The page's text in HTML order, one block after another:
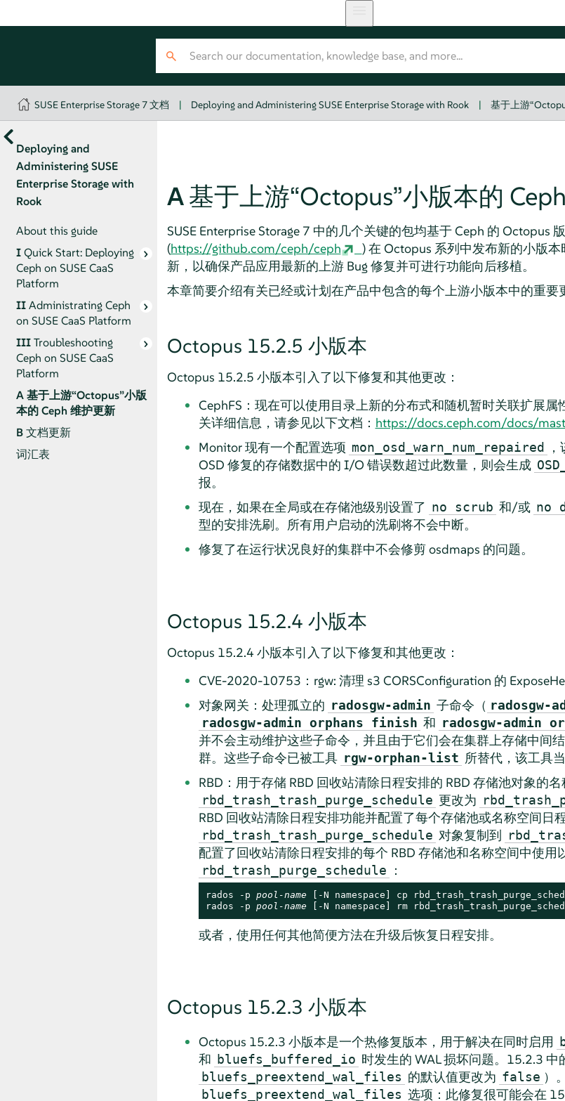
SUSE Enterprise Storage 7 文档 | Deploying and Administering SUSE Enterprise Storage with Rook | 基于上游
Deploying and
Administering SUSE
Enterprise Storage with
Rook
About this guide
IQuick Start: Deploying
Ceph on SUSE CaaS
Platform
IIAdministrating Ceph
on SUSE CaaS Platform
IIITroubleshooting
Ceph on SUSE CaaS
Platform
A基于上游“Octopus”小版
本的 Ceph 维护更新
B文档更新
词汇表
A基于上游“Octopus”小版本的
SUSE Enterprise Storage 7 中的几个关键的包均基于 Ceph 的 Octopus
(https://github.com/ceph/ceph
) 在 Octopus 系列中发布新的小版本
新，以确保产品应用最新的上游 Bug 修复并可进行功能向后移植。
本章简要介绍有关已经或计划在产品中包含的每个上游小版本中的重要
Octopus 15.2.5 小版本
Octopus 15.2.5 小版本引入了以下修复和其他更改：
CephFS：现在可以使用目录上新的分布式和随机暂时关联扩展
关详细信息，请参见以下文档： https://docs.ceph.com/docs/
Monitor 现有一个配置选项 mon_osd_warn_num_repaired
OSD 修复的存储数据中的 I/O 错误数超过此数量，则会生成
报。
现在，如果在全局或在存储池级别设置了 no scrub 和/或 no
型的安排洗刷。所有用户启动的洗刷将不会中断。
修复了在运行状况良好的集群中不会修剪 osdmaps 的问题。
Octopus 15.2.4 小版本
Octopus 15.2.4 小版本引入了以下修复和其他更改：
CVE-2020-10753：rgw: 清理 s3 CORSConfiguration 的
对象网关：处理孤立的 radosgw-admin 子命令（ radosgw-
radosgw-admin orphans finish 和 radosgw-admin
并不会主动维护这些子命令，并且由于它们会在集群上存储中间
群。这些子命令已被工具 rgw-orphan-list 所替代，该工具
RBD：用于存储 RBD 回收站清除日程安排的 RBD 存储池对象的
rbd_trash_trash_purge_schedule 更改为
RBD 回收站清除日程安排功能并配置了每个存储池或名称空间日
rbd_trash_trash_purge_schedule 对象复制到
配置了回收站清除日程安排的每个 RBD 存储池和名称空间中使用
rbd_trash_purge_schedule ：
rados -p pool-name [-N namespace] cp
rados -p pool-name [-N namespace] rm
或者，使用任何其他简便方法在升级后恢复日程安排。
Octopus 15.2.3 小版本
Octopus 15.2.3 小版本是一个热修复版本，用于解决在同时启用
和 bluefs_buffered_io 时发生的 WAL 损坏问题。15.2.3
bluefs_preextend_wal_files 的默认值更改为 false ）
bluefs_preextend_wal_files 选项：此修复很可能会在